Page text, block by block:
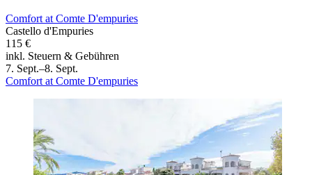
Comfort at Comte D'empuries
Castello d'Empuries
115 €
inkl. Steuern & Gebühren
7. Sept.–8. Sept.
Comfort at Comte D'empuries